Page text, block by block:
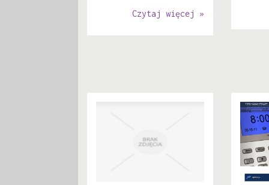
Czytaj więcej »